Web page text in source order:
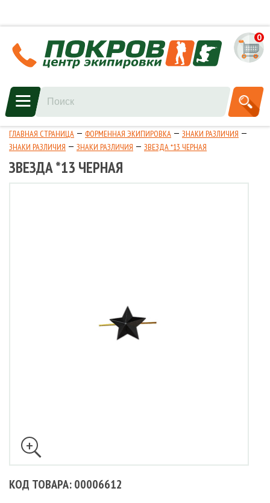
0
ГЛАВНАЯ СТРАНИЦА ФОРМЕННАЯ ЭКИПИРОВКА
ЗНАКИ РАЗЛИЧИЯ
ЗНАКИ РАЗЛИЧИЯ
ЗНАКИ РАЗЛИЧИЯ ЗВЕЗДА *13 ЧЕРНАЯ
ЗВЕЗДА *13 ЧЕРНАЯ
КОД ТОВАРА: 00006612